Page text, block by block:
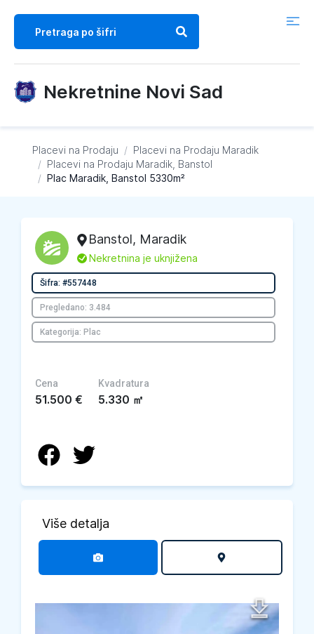
Nekretnine Novi Sad
Placevi na Prodaju / Placevi na Prodaju Maradik
/ Placevi na Prodaju Maradik, Banstol
/ Plac Maradik, Banstol 5330m²
Banstol, Maradik
L Nekretnina je uknjižena
Šifra: #557448
Pregledano: 3.484
Kategorija: Plac
Cena
51.500 €
Kvadratura
5.330 ㎡
Više detalja